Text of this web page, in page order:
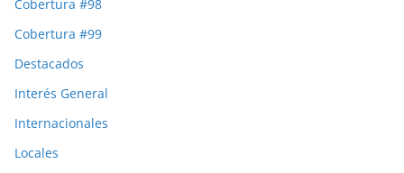
Cobertura #98
Cobertura #99
Destacados
Interés General
Internacionales
Locales